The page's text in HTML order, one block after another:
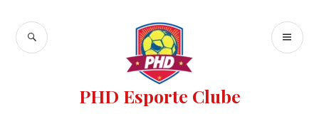
PHD Esporte Clube